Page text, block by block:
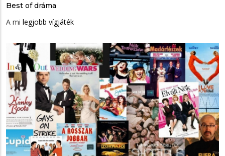
Best of dráma
A mi legjobb vígjáték